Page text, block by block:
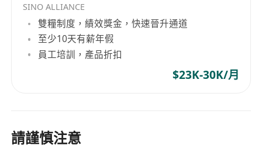
SINO ALLIANCE
雙糧制度，績效獎金，快速晉升通道
至少10天有薪年假
員工培訓，產品折扣
$23K-30K/月
請謹慎注意